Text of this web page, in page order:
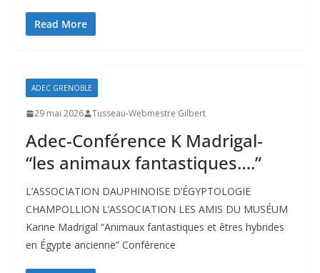
Read More
ADEC GRENOBLE
29 mai 2026 Tusseau-Webmestre Gilbert
Adec-Conférence K Madrigal-
“les animaux fantastiques….”
L’ASSOCIATION DAUPHINOISE D’ÉGYPTOLOGIE
CHAMPOLLION L’ASSOCIATION LES AMIS DU MUSÉUM
Karine Madrigal “Animaux fantastiques et êtres hybrides
en Égypte ancienne” Conférence